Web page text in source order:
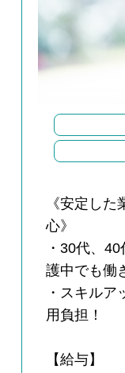
《安定し
心》
・30代、
護中でも働
・スキルア
用負担！
【給与】